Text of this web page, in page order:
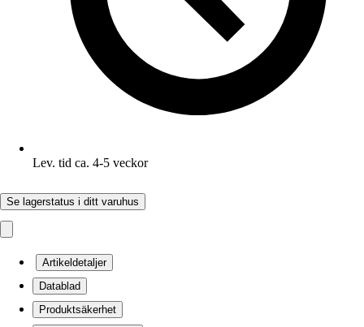
Lev. tid ca. 4-5 veckor
Se lagerstatus i ditt varuhus
Artikeldetaljer
Datablad
Produktsäkerhet